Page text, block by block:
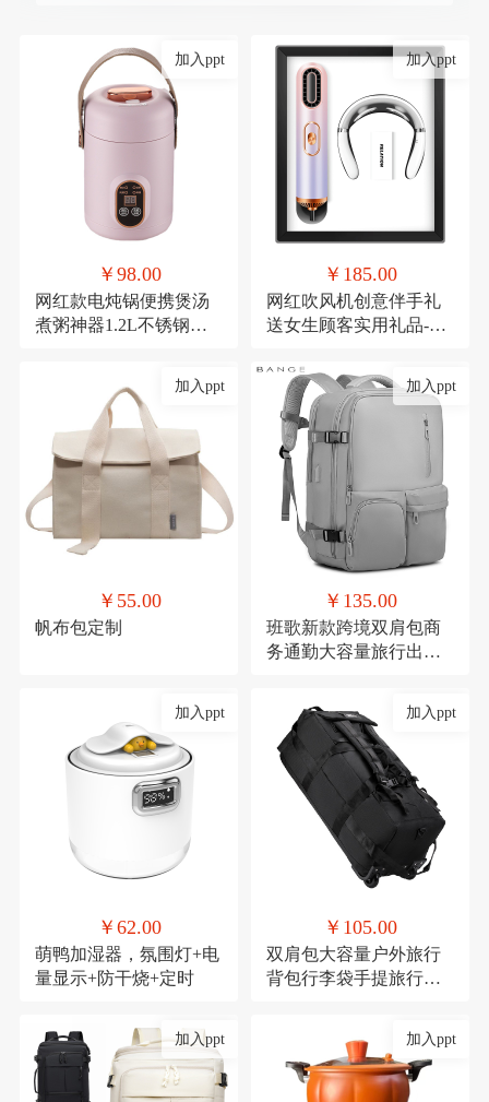
加入ppt
￥98.00
网红款电炖锅便携煲汤
煮粥神器1.2L不锈钢电
加入ppt
￥185.00
网红吹风机创意伴手礼
送女生顾客实用礼品-极
加入ppt
￥55.00
帆布包定制
加入ppt
￥135.00
班歌新款跨境双肩包商
务通勤大容量旅行出差
加入ppt
￥62.00
萌鸭加湿器，氛围灯+电
量显示+防干烧+定时
加入ppt
￥105.00
双肩包大容量户外旅行
背包行李袋手提旅行包
加入ppt 加入ppt